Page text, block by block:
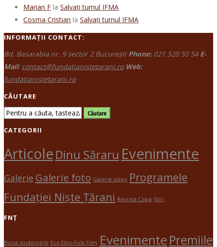
Marian F la Salvați turnul IFMA
Cosma Cristian la Salvați turnul IFMA
INFORMAȚII CONTACT:
Bd. Basarabia nr. 9 sector 2 București Phone:021 320 50 54 E-
Mail: contact@fundatianistetarani.ro Web:
fundatianistetarani.ro
CĂUTARE
CATEGORII
Articole Dinu Săraru Evenimente
Galerie Galerie foto Galerie video Programele
Fundației Niște Țărani Revista Clipa Știri
FNȚ
Burse studențești Eco-Etno-Folk Film Evenimente Premiile